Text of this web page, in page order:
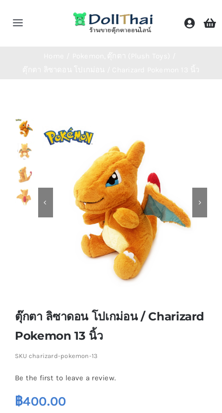
Toggle
ติดต่อเรา
Shop Now!
ตุ๊กตา ลิซาดอน โปเกม่อน / Charizard
Pokemon 13 นิ้ว
SKU charizard-pokemon-13
Be the first to leave a review.
฿400.00